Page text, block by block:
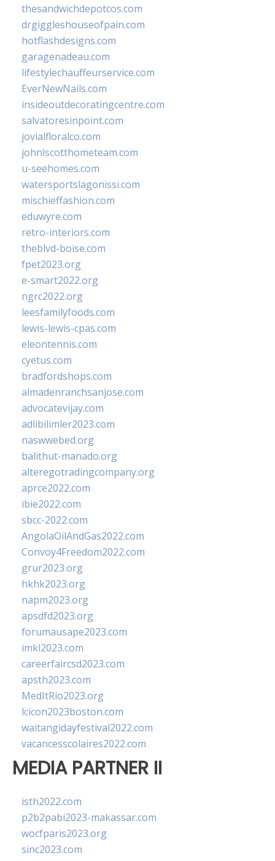
thesandwichdepotcos.com
drgiggleshouseofpain.com
hotflashdesigns.com
garagenadeau.com
lifestylechauffeurservice.com
EverNewNails.com
insideoutdecoratingcentre.com
salvatoresinpoint.com
jovialfloralco.com
johnlscotthometeam.com
u-seehomes.com
watersportslagonissi.com
mischieffashion.com
eduwyre.com
retro-interiors.com
theblvd-boise.com
fpet2023.org
e-smart2022.org
ngrc2022.org
leesfamilyfoods.com
lewis-lewis-cpas.com
eleontennis.com
cyetus.com
bradfordshops.com
almadenranchsanjose.com
advocatevijay.com
adlibilimler2023.com
naswwebed.org
balithut-manado.org
alteregotradingcompany.org
aprce2022.com
ibie2022.com
sbcc-2022.com
AngolaOilAndGas2022.com
Convoy4Freedom2022.com
grur2023.org
hkhk2023.org
napm2023.org
apsdfd2023.org
forumausape2023.com
imkl2023.com
careerfaircsd2023.com
apsth2023.com
MedItRio2023.org
lcicon2023boston.com
waitangidayfestival2022.com
vacancesscolaires2022.com
MEDIA PARTNER II
isth2022.com
p2b2pabi2023-makassar.com
wocfparis2023.org
sinc2023.com